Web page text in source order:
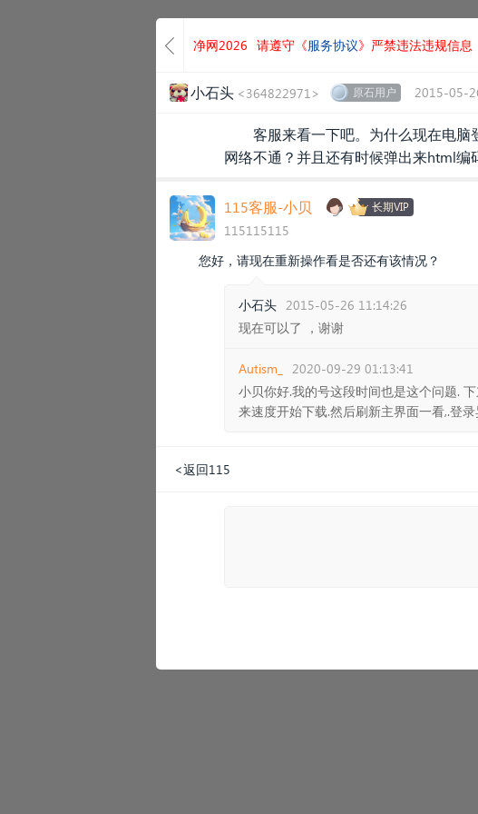
净网2026 请遵守《服务协议》严禁违法违规信息
小石头 <364822971> 原石用户 2015-05-
客服来看一下吧。为什么现在电
网络不通？并且还有时候弹出来html编
115客服-小贝 长期VIP
115115115
您好，请现在重新操作看是否还有该情况？
小石头 2015-05-26 11:14:26
现在可以了 ，谢谢
Autism_
2020-09-29 01:13:41
小贝你好.我的号这段时间也是这个问题.
来速度开始下载.然后刷新主界面一看,.登
<返回115